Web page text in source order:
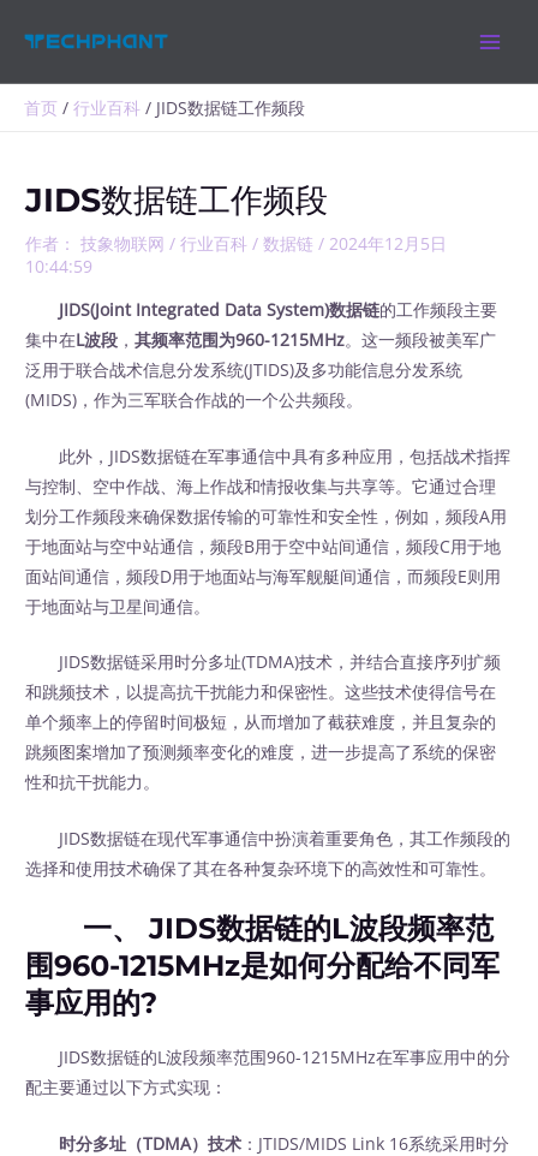
首页 行业百科 JIDS数据链工作频段
JIDS数据链工作频段
作者： 技象物联网/行业百科 /数据链 /2024年12月5日
10:44:59
JIDS(Joint Integrated Data System)数据链的工作频段主要
集中在L波段 ，其频率范围为960-1215MHz。这一频段被美军广
泛用于联合战术信息分发系统(JTIDS)及多功能信息分发系统
(MIDS)，作为三军联合作战的一个公共频段。
此外，JIDS数据链在军事通信中具有多种应用，包括战术指挥
与控制、空中作战、海上作战和情报收集与共享等。它通过合理
划分工作频段来确保数据传输的可靠性和安全性，例如，频段A用
于地面站与空中站通信，频段B用于空中站间通信，频段C用于地
面站间通信，频段D用于地面站与海军舰艇间通信，而频段E则用
于地面站与卫星间通信。
JIDS数据链采用时分多址(TDMA)技术，并结合直接序列扩频
和跳频技术，以提高抗干扰能力和保密性。这些技术使得信号在
单个频率上的停留时间极短，从而增加了截获难度，并且复杂的
跳频图案增加了预测频率变化的难度，进一步提高了系统的保密
性和抗干扰能力。
JIDS数据链在现代军事通信中扮演着重要角色，其工作频段的
选择和使用技术确保了其在各种复杂环境下的高效性和可靠性。
一、 JIDS数据链的L波段频率范
围960-1215MHz是如何分配给不同军
事应用的?
JIDS数据链的L波段频率范围960-1215MHz在军事应用中的分
配主要通过以下方式实现：
时分多址（TDMA）技术 ：JTIDS/MIDS Link 16系统采用时分